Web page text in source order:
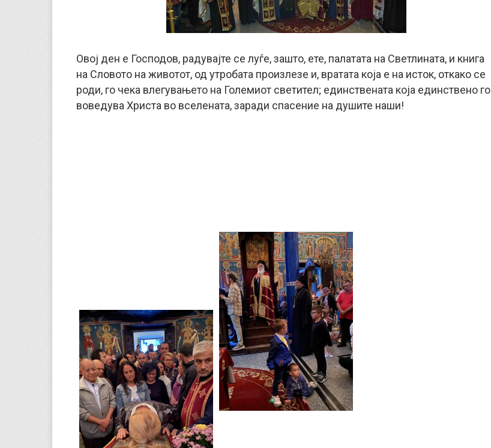
Овој ден е Господов, радувајте се луѓе, зашто, ете, палатата на Светлината, и книга
на Словото на животот, од утробата произлезе и, вратата која е на исток, откако се
роди, го чека влегувањето на Големиот светител; единствената која единствено го
воведува Христа во вселената, заради спасение на душите наши!